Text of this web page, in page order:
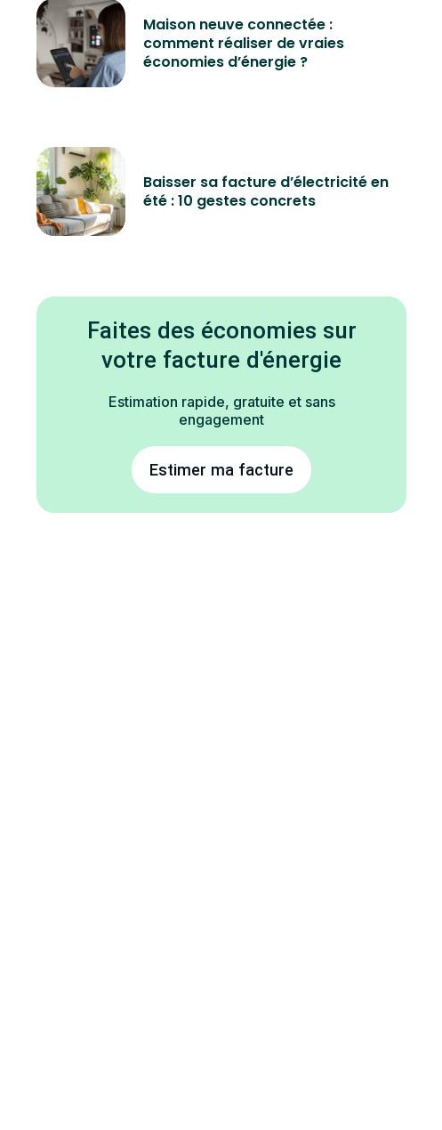
Maison neuve connectée :
comment réaliser de vraies
économies d’énergie ?
Baisser sa facture d’électricité en
été : 10 gestes concrets
Faites des économies sur
votre facture d'énergie
Estimation rapide, gratuite et sans
engagement
Estimer ma facture